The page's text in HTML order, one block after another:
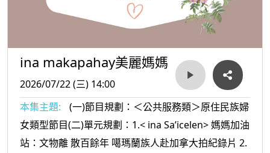
ina makapahay美麗媽媽
2026/07/22 (三) 14:00
本集主題:
(一)節目規劃：＜公共服務類＞原住民族婦
女類型節目(二)單元規劃：1.< ina Sa’icelen> 媽媽加油
站：文物離 散百餘年 噶瑪蘭族人赴加拿大拍紀錄片 2.